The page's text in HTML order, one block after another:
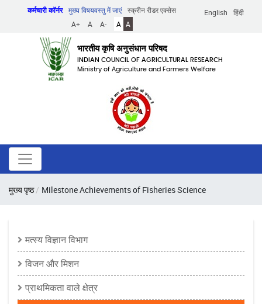
English हिंदी
कर्मचारी कॉर्नर मुख्य विषयवस्तु में जाएं
स्क्रीन रीडर एक्सेस
A+
A A- A A
भारतीय कृषि अनुसंधान परिषद
INDIAN COUNCIL OF AGRICULTURAL RESEARCH
Ministry of Agriculture and Farmers Welfare
पग
मुख्य पृष्ठ Milestone Achievements of Fisheries Science
Fisheries
Science
Division
मत्स्य विज्ञान विभाग
विजन और मिशन
प्राथमिकता वाले क्षेत्र